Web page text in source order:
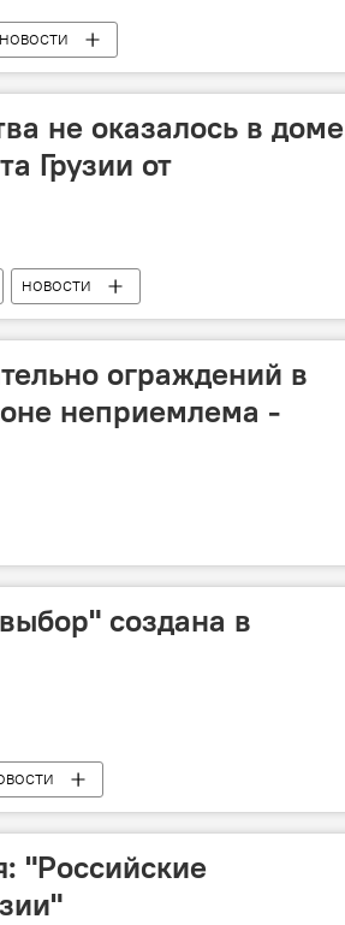
НОВОСТИ
не оказалось в доме
Грузии от
НОВОСТИ
ограждений в
неприемлема -
создана в
"Российские